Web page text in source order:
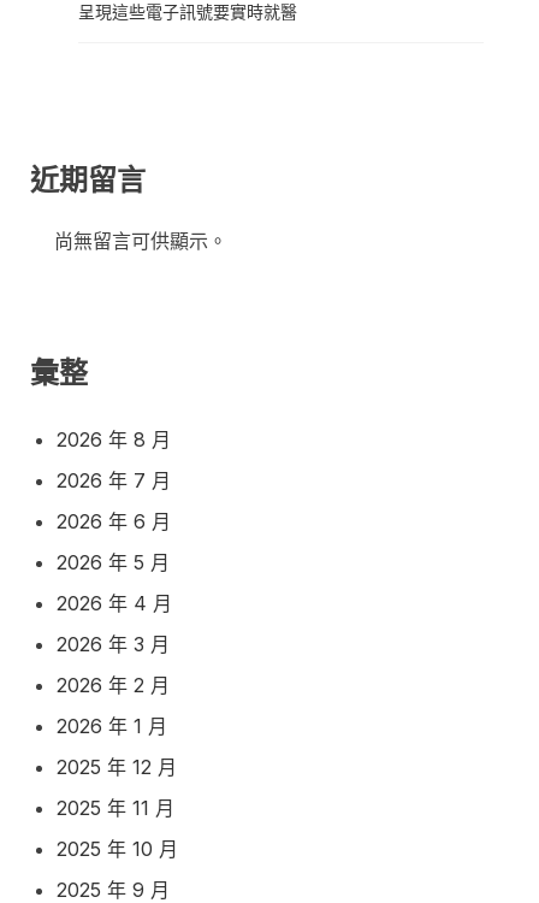
呈現這些電子訊號要實時就醫
近期留言
尚無留言可供顯示。
彙整
2026 年 8 月
2026 年 7 月
2026 年 6 月
2026 年 5 月
2026 年 4 月
2026 年 3 月
2026 年 2 月
2026 年 1 月
2025 年 12 月
2025 年 11 月
2025 年 10 月
2025 年 9 月